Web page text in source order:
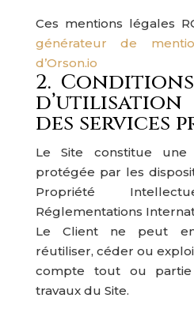
Ces mentions légales
générateur de
d’Orson.io
2.
des services
Le Site constitue
protégée par les
Propriété
Réglementations
Le Client ne peut
réutiliser, céder ou
compte tout ou
travaux du Site.